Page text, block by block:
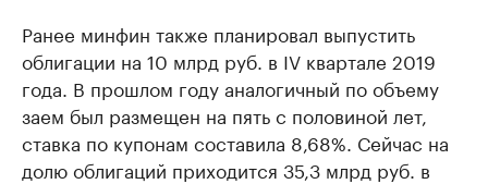
Ранее минфин также планировал выпустить
облигации на 10 млрд руб. в IV квартале 2019
года. В прошлом году аналогичный по объему
заем был размещен на пять с половиной лет,
ставка по купонам составила 8,68%. Сейчас на
долю облигаций приходится 35,3 млрд руб. в